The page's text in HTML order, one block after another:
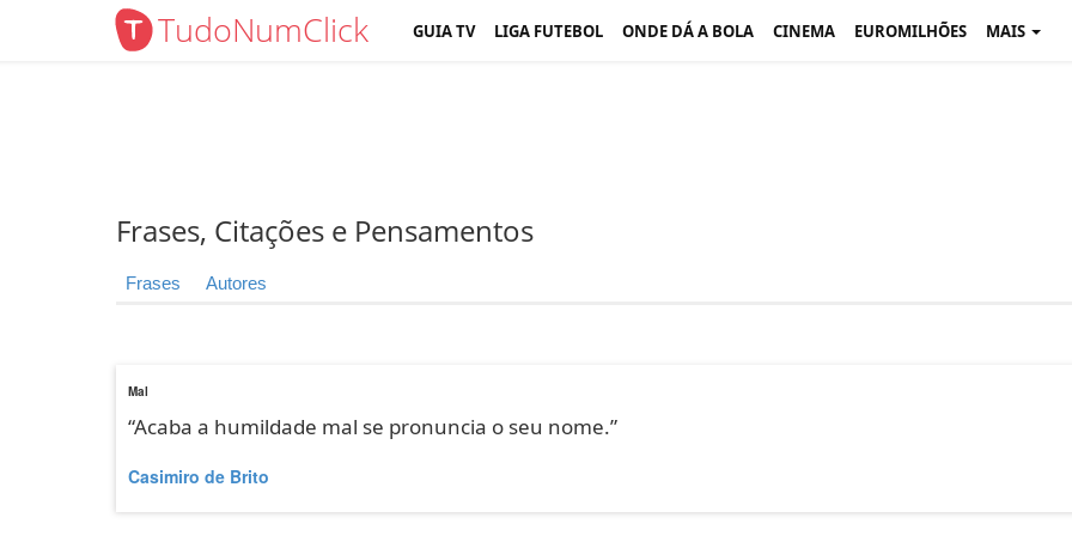
TudoNumClick GUIA TV LIGA FUTEBOL ONDE DÁ A BOLA CINEMA EUROMILHÕES MAIS
Frases, Citações e Pensamentos
Frases Autores
Mal
“Acaba a humildade mal se pronuncia o seu nome.”
Casimiro de Brito